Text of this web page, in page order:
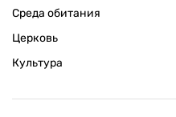
Среда обитания
Церковь
Культура